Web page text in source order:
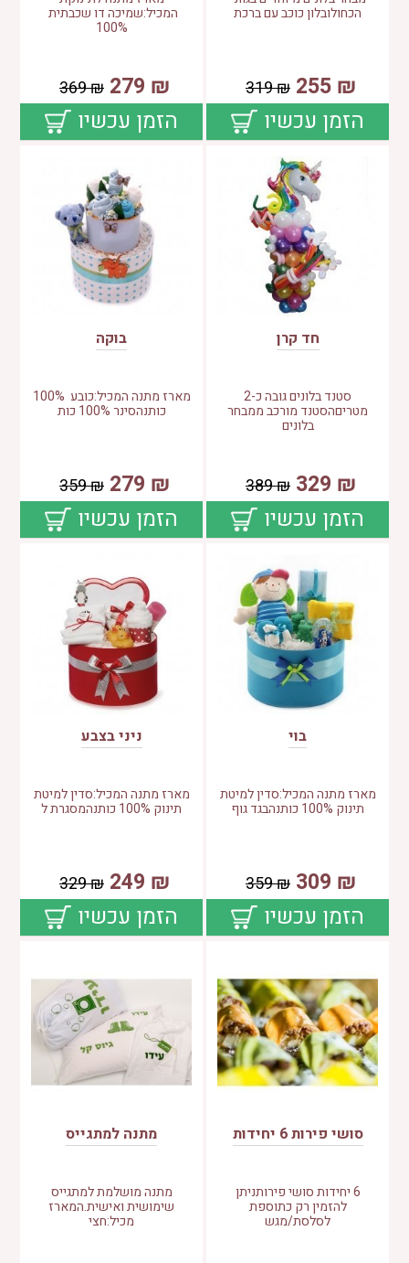
הכחולובלון כוכב עם ברכת
₪
255
₪
319
הזמן עכשיו
המכיל:שמיכה דו שכבתית
100%
₪
279
₪
369
הזמן עכשיו
חד קרן
סטנד בלונים גובה כ-2
מטריםהסטנד מורכב ממבחר
בלונים
₪
329
₪
389
הזמן עכשיו
בוקה
מארז מתנה המכיל:כובע 100%
כותנהסינר 100% כות
₪
279
₪
359
הזמן עכשיו
בוי
מארז מתנה המכיל:סדין למיטת
תינוק 100% כותנהבגד גוף
₪
309
₪
359
הזמן עכשיו
ניני בצבע
מארז מתנה המכיל:סדין למיטת
תינוק 100% כותנהמסגרת ל
₪
249
₪
329
הזמן עכשיו
סושי פירות 6 יחידות
6 יחידות סושי פירותניתן
להזמין רק כתוספת
לסלסת/מגש
מתנה למתגייס
מתנה מושלמת למתגייס
שימושית ואישית.המארז
מכיל:חצי